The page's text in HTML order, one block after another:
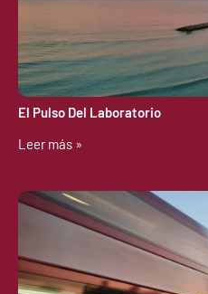
El Pulso Del Laboratorio
Leer más »